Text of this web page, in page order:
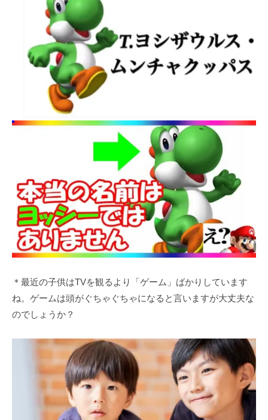
＊最近の子供はTVを観るより「ゲーム」ばかりしています
ね。ゲームは頭がぐちゃぐちゃになると言いますが大丈夫な
のでしょうか？